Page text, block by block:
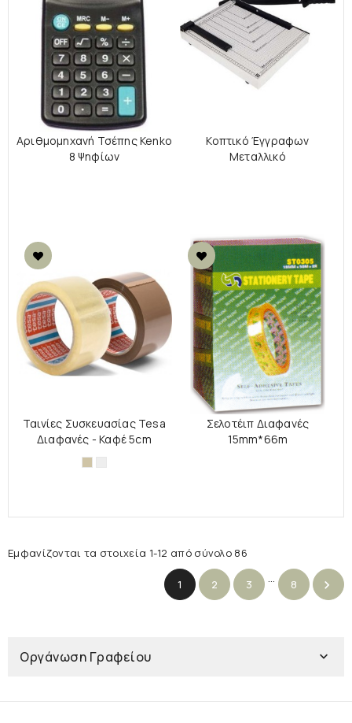
Αριθμομηχανή Τσέπης Kenko
8 Ψηφίων
Κοπτικό Έγγραφων
Μεταλλικό
Ταινίες Συσκευασίας Tesa
Διαφανές - Καφέ 5cm
Καφέ
Σελοτέιπ Διαφανές
15mm*66m
Εμφανίζονται τα στοιχεία 1-12 από σύνολο 86
1 2 3 … 8 
Οργάνωση Γραφείου 